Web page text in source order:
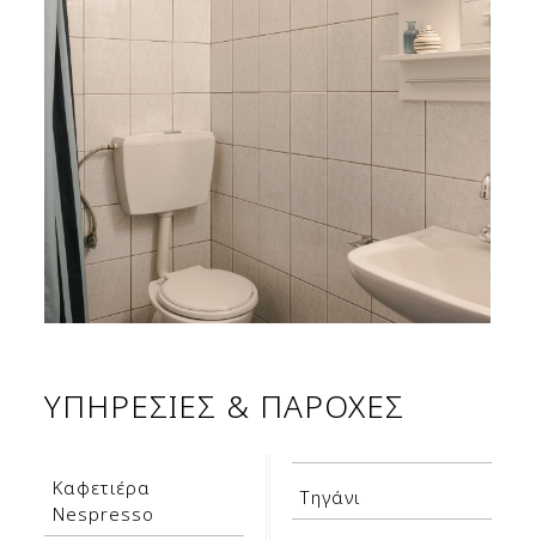
ΥΠΗΡΕΣΙΕΣ & ΠΑΡΟΧΕΣ
Καφετιέρα
Nespresso
Τηγάνι